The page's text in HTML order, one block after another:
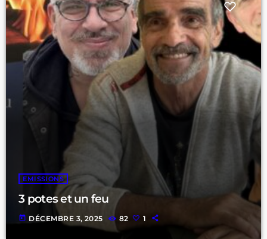
EMISSIONS
3 potes et un feu
today DÉCEMBRE 3, 2025 82 1